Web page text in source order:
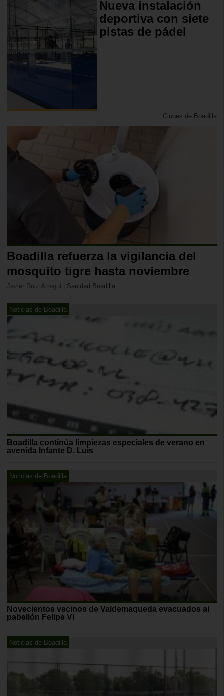
Nueva instalación
deportiva con siete
pistas de pádel
Clubes de Boadilla
Boadilla refuerza la vigilancia del
mosquito tigre hasta noviembre
Javier Ruiz Arregui | Sanidad Boadilla
Noticias de Boadilla
Boadilla continúa limpiezas especiales de verano en
avenida Infante D. Luis
Noticias de Boadilla
Novecientos vecinos de Valdemaqueda evacuados al
pabellón Felipe VI
Noticias de Boadilla